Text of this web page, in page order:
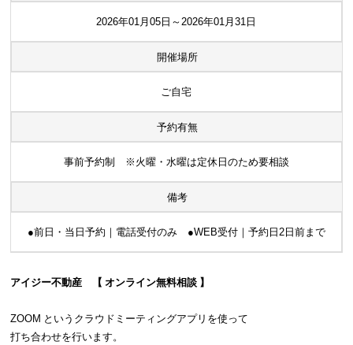
2026年01月05日～2026年01月31日
開催場所
ご自宅
予約有無
事前予約制 ※火曜・水曜は定休日のため要相談
備考
●前日・当日予約｜電話受付のみ ●WEB受付｜予約日2日前まで
アイジー不動産 【 オンライン無料相談 】
ZOOM というクラウドミーティングアプリを使って
打ち合わせを行います。